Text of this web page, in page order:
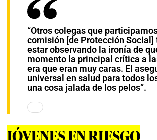
universal en salud para todos
una cosa jalada de los pelos”.
JÓVENES EN RIESGO
— El empleo juvenil ya ha sido
últimos años. La participación de los
relación al 2018. ¿Esto sería aún más